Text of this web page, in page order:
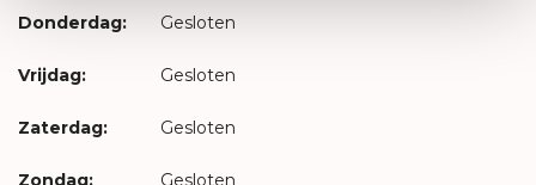
Donderdag: Gesloten
Vrijdag: Gesloten
Zaterdag: Gesloten
Zondag: Gesloten